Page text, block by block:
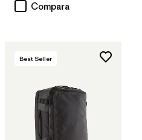
Compara
Best Seller